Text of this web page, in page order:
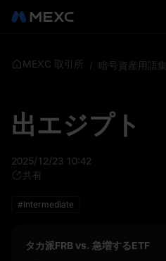
MEXC 取引所 / 暗号資産用語集
出エジプト
2025/12/23 10:42
共有
#Intermediate
タカ派FRB vs. 急増するETF